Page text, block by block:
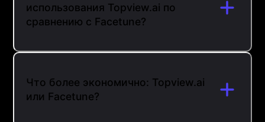
использования Topview.ai по
сравнению с Facetune?
Что более экономично: Topview.ai
или Facetune?